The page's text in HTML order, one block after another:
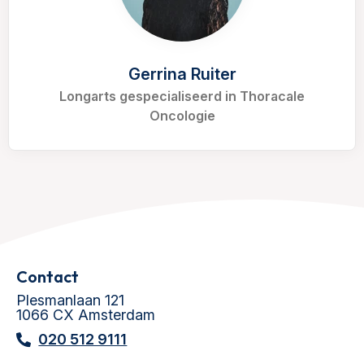
Gerrina Ruiter
Longarts gespecialiseerd in Thoracale
Oncologie
Contact
Plesmanlaan 121
1066 CX Amsterdam
020 512 9111